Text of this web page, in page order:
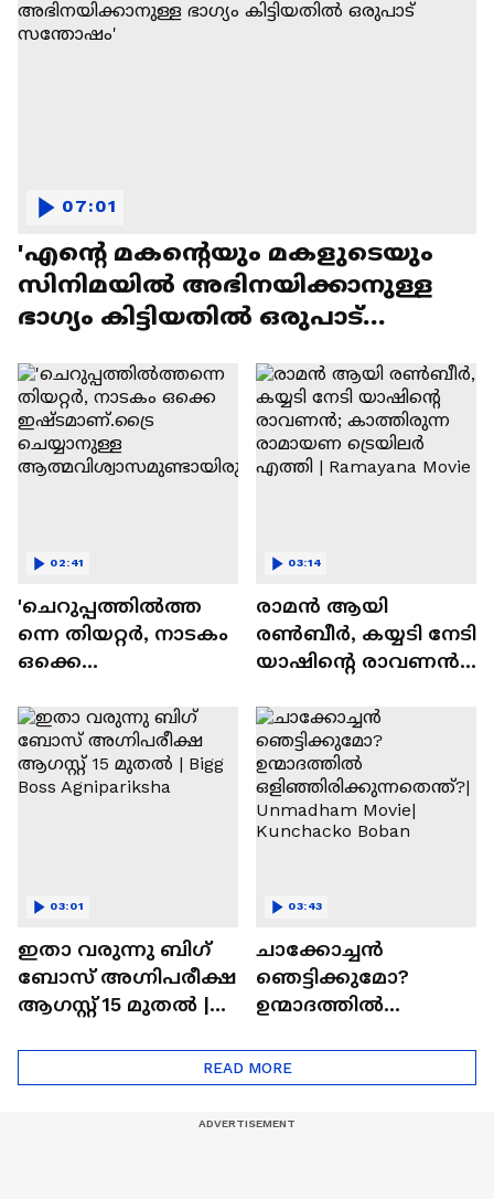
'എന്റെ മകന്റെയും മകളുടെയും
സിനിമയിൽ അഭിനയിക്കാനുള്ള
ഭാഗ്യം കിട്ടിയതിൽ ഒരുപാട്
07:01
'ചെറുപ്പത്തിൽത്ത
ന്നെ തിയറ്റർ, നാടകം
ഒക്കെ
ചെയ്യാനുള്ള
ആത്മവിശ്വാസമുണ്ടാ
യിരുന്നില്ല'
02:41
രാമന്‍ ആയി
രൺബീർ, കയ്യടി നേടി
യാഷിന്റെ രാവണൻ;
രാമായണ ട്രെയിലർ
എത്തി | Ramayana
Movie
03:14
ഇതാ വരുന്നു ബിഗ്
ബോസ് അഗ്നിപരീക്ഷ
ആഗസ്റ്റ് 15 മുതൽ |
03:01
ചാക്കോച്ചന്‍
ഞെട്ടിക്കുമോ?
ഉന്മാദത്തിൽ
ന്ത്?| Unmadham
Movie| Kunchacko
03:43
READ MORE